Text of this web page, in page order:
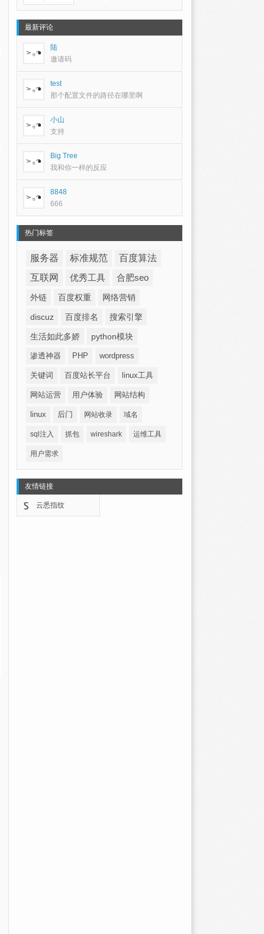
最新评论
陆
邀请码
test
那个配置文件的路径在哪里啊
小山
支持
Big Tree
我和你一样的反应
8848
666
热门标签
服务器 标准规范
百度算法
互联网
优秀工具 合肥seo
外链 百度权重 网络营销
discuz 百度排名 搜索引擎
生活如此多娇 python模块
渗透神器 PHP wordpress
关键词 百度站长平台 linux工具
网站运营 用户体验 网站结构
linux 后门 网站收录 域名
sql注入 抓包 wireshark 运维工具
用户需求
友情链接
云悉指纹